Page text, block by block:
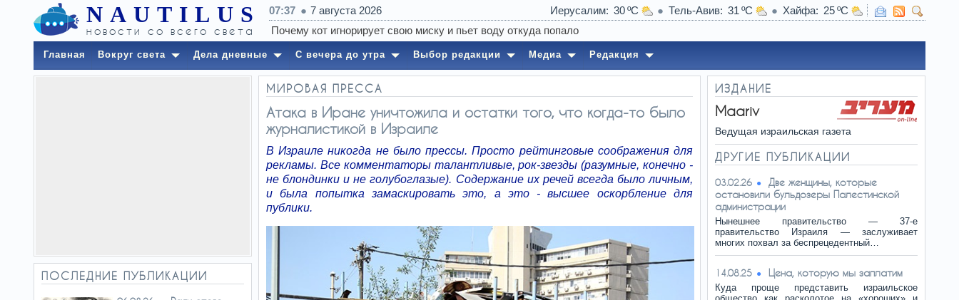
NAUTILUS
новости со всего света
07:37 7 августа 2026 Иерусалим 30 Тель-Авив 31 Хайфа
25
Главная Вокруг света Дела дневные С вечера до утра Выбор редакции Медиа Редакция
ПОСЛЕДНИЕ ПУБЛИКАЦИИ
МИРОВАЯ ПРЕССА
Атака в Иране уничтожила и остатки того, что когда-то было
журналистикой в ​​Израиле
В Израиле никогда не было прессы. Просто рейтинговые соображения для
рекламы. Все комментаторы талантливые, рок-звезды (разумные, конечно -
не блондинки и не голубоглазые). Содержание их речей всегда было личным,
и была попытка замаскировать это, а это - высшее оскорбление для
публики.
ИЗДАНИЕ
Maariv
Ведущая израильская газета
ДРУГИЕ ПУБЛИКАЦИИ
03.02.26
Две женщины, которые
остановили бульдозеры Палестинской
администрации
Нынешнее правительство — 37-е
правительство Израиля — заслуживает
многих похвал за беспрецедентный…
14.08.25 Цена, которую мы заплатим
Куда проще представить израильское